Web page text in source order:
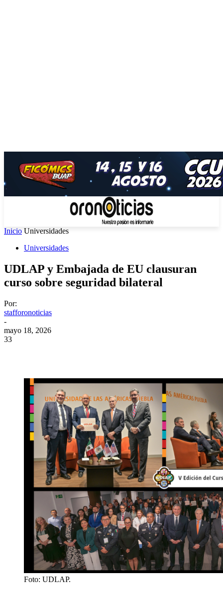
Inicio Universidades
Universidades
UDLAP y Embajada de EU clausuran
curso sobre seguridad bilateral
Por:
stafforonoticias
-
mayo 18, 2026
33
Foto: UDLAP.